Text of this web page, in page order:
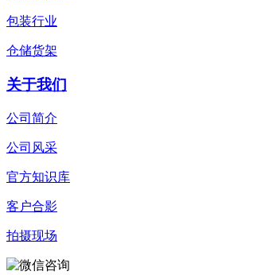
包装行业
仓储货架
关于我们
公司简介
公司风采
官方知识库
客户合影
拍摄现场